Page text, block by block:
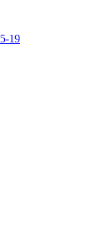
19